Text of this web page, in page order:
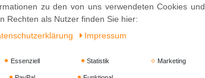
Bei einer Behandlung mit
werden. Bitte über Nacht
absaugen.
zu den von uns verwendeten Cookies und
Rechten als Nutzer finden Sie hier:
Impressum
Essenziell Statistik Marketing